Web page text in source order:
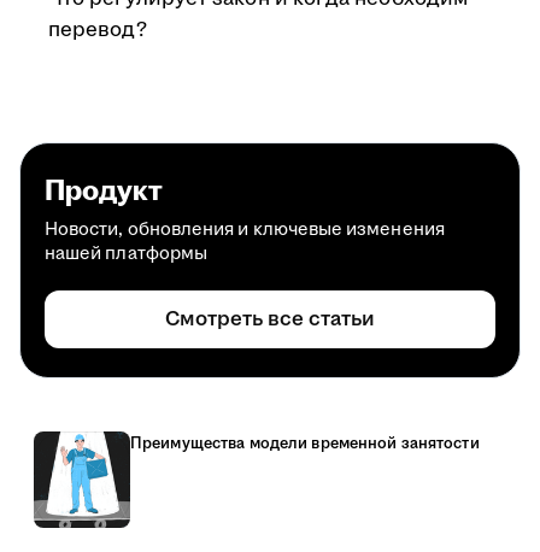
перевод?
Продукт
Новости, обновления и ключевые изменения
нашей платформы
Смотреть все статьи
Преимущества модели временной занятости